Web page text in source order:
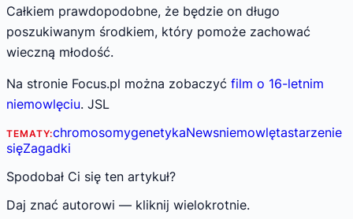
Całkiem prawdopodobne, że będzie on długo
poszukiwanym środkiem, który pomoże zachować
wieczną młodość.
Na stronie Focus.pl można zobaczyć film o 16-letnim
niemowlęciu. JSL
TEMATY:chromosomygenetykaNewsniemowlętastarzenie
sięZagadki
Spodobał Ci się ten artykuł?
Daj znać autorowi — kliknij wielokrotnie.